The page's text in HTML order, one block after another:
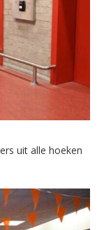
uit alle hoeken